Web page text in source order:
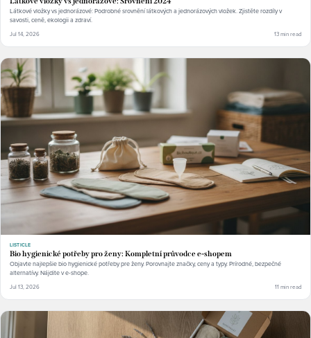
Látkové vložky vs jednorázové: Podrobné srovnění látkových a jednorázových vložek. Zjistěte rozdíly v
savosti, ceně, ekologii a zdraví.
Jul 14, 2026 13 min read
LISTICLE
Bio hygienické potřeby pro ženy: Kompletní průvodce e-shopem
Objavte najlepšie bio hygienické potřeby pre ženy. Porovnajte značky, ceny a typy. Prírodné, bezpečné
alternatívy. Nájdite v e-shope.
Jul 13, 2026 11 min read